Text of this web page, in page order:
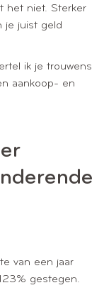
het niet. Sterker
je juist geld
ik je trouwens
aankoop- en
van een jaar
gestegen.